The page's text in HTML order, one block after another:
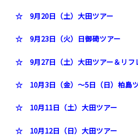
☆ 9月20日（土）大田ツアー
☆ 9月23日（火）日御碕ツアー
☆ 9月27日（土）大田ツアー＆リフ
☆ 10月3日（金）～5日（日）柏島
☆ 10月11日（土）大田ツアー
☆ 10月12日（日）大田ツアー